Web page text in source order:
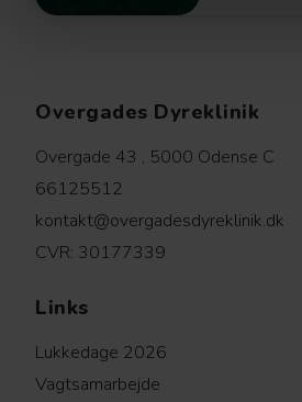
Overgades Dyreklinik
Overgade 43 , 5000 Odense C
66125512
kontakt@overgadesdyreklinik.dk
CVR: 30177339
Links
Lukkedage 2026
Vagtsamarbejde